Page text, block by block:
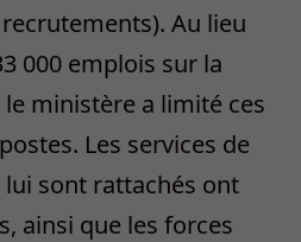
Au lieu
000 emplois sur la
le ministère a limité ces
Les services de
sont rattachés ont
ainsi que les forces